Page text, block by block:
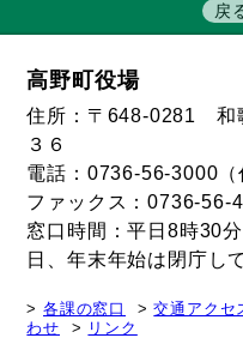
戻
高野町役場
住所：〒648-0281 和
３６
電話：0736-56-3000（
ファックス：0736-56-
窓口時間：平日8時30
日、年末年始は閉庁し
各課の窓口 交通アクセ
わせ
リンク